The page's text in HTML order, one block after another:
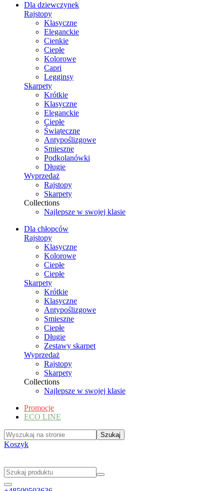
Dla dziewczynek
Rajstopy
Klasyczne
Eleganckie
Cienkie
Ciepłe
Kolorowe
Capri
Legginsy
Skarpety
Krótkie
Klasyczne
Eleganckie
Ciepłe
Świąteczne
Antypoślizgowe
Smieszne
Podkolanówki
Długie
Wyprzedaż
Rajstopy
Skarpety
Collections
Najlepsze w swojej klasie
Dla chłopców
Rajstopy
Klasyczne
Kolorowe
Ciepłe
Ciepłe
Skarpety
Krótkie
Klasyczne
Antypoślizgowe
Smieszne
Ciepłe
Długie
Zestawy skarpet
Wyprzedaż
Rajstopy
Skarpety
Collections
Najlepsze w swojej klasie
Promocje
ECO LINE
Koszyk